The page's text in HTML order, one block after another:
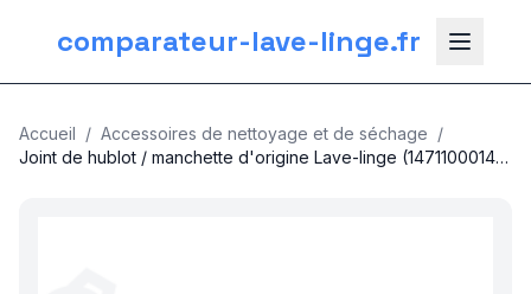
comparateur-lave-linge.fr
Accueil / Accessoires de nettoyage et de séchage /
Joint de hublot / manchette d'origine Lave-linge (1471100014